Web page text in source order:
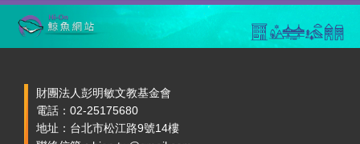
財團法人彭明敏文教基金會
電話：02-25175680
地址：台北市松江路9號14樓